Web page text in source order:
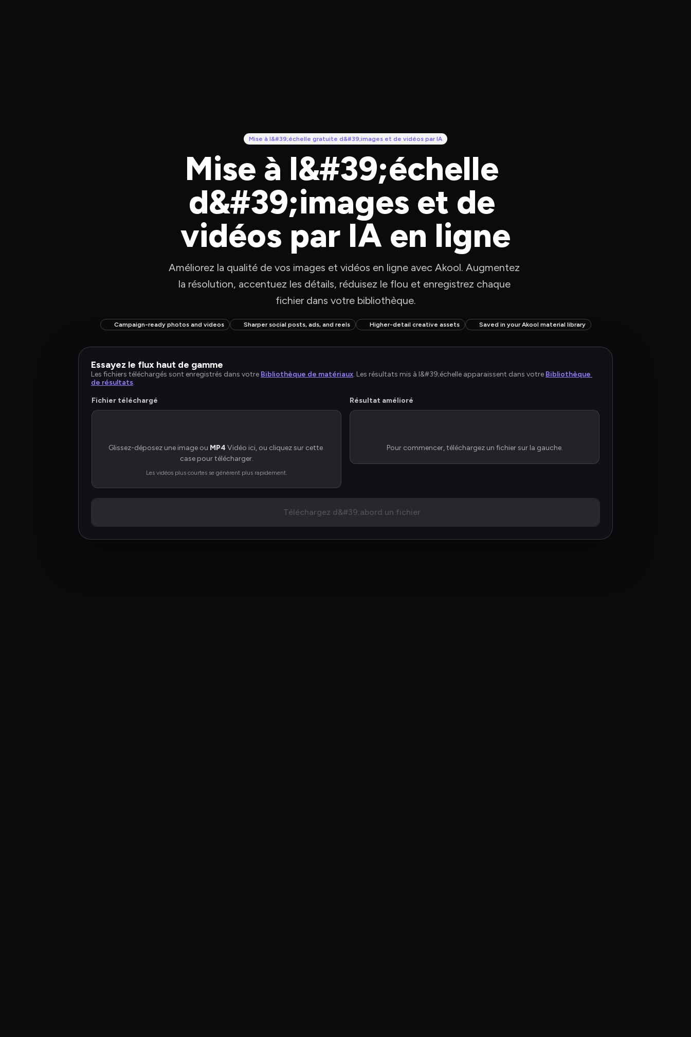
Mise à l&#39;échelle gratuite d&#39;images et de vidéos par IA
Mise à l&#39;échelle
d&#39;images et de
vidéos par IA en ligne
Améliorez la qualité de vos images et vidéos en ligne avec Akool. Augmentez
la résolution, accentuez les détails, réduisez le flou et enregistrez chaque
fichier dans votre bibliothèque.
Campaign-ready photos and videos Sharper social posts, ads, and reels Higher-detail creative assets Saved in your Akool material library
Essayez le flux haut de gamme
Les fichiers téléchargés sont enregistrés dans votre Bibliothèque de matériaux. Les résultats mis à l&#39;échelle apparaissent dans votre Bibliothèque
de résultats.
Fichier téléchargé
Glissez-déposez une image ou MP4 Vidéo ici, ou cliquez sur cette
case pour télécharger.
Les vidéos plus courtes se génèrent plus rapidement.
Résultat amélioré
Pour commencer, téléchargez un fichier sur la gauche.
Téléchargez d&#39;abord un fichier